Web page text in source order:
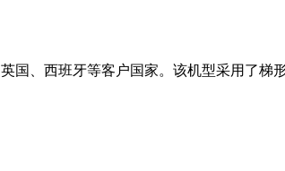
国、西班牙等客户国家。该机型采用了